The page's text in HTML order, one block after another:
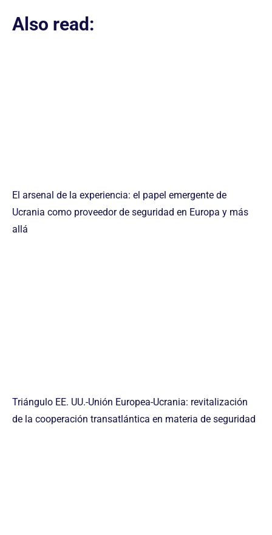
Also read:
El arsenal de la experiencia: el papel emergente de
Ucrania como proveedor de seguridad en Europa y más
allá
Triángulo EE. UU.-Unión Europea-Ucrania: revitalización
de la cooperación transatlántica en materia de seguridad